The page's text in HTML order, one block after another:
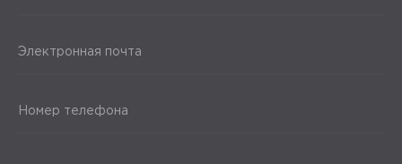
Электронная почта
Номер телефона